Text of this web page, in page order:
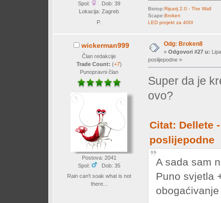
Spol:
Dob: 39
Lokacija: Zagreb
P.
Biotop:Riparij 2.0 - The Wall
Scape:Broken
LED projekt za 400l
wickerman999
Član redakcije
Trade Count: (+7)
Punopravni član
Postova: 2041
Spol:
Dob: 35
Rain can't soak what is not
there...
Odg: Broken8
« Odgovori #27 u:
poslijepodne »
Super da je
ovo?
Citat: Dellete
poslijepodne
A sada sam
Puno svjetla